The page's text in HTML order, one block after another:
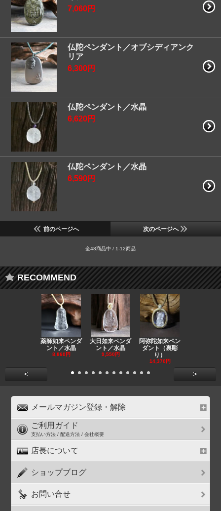
7,060円
仏陀ペンダント／オブシディアンク
リア
6,300円
仏陀ペンダント／水晶
6,620円
仏陀ペンダント／水晶
6,590円
前のページへ 次のページへ
全48商品中 / 1-12商品
RECOMMEND
薬師如来ペンダ
ント／水晶
8,860円
大日如来ペンダ
ント／水晶
9,550円
阿弥陀如来ペン
ダント（裏彫
り）
14,370円
< >
メールマガジン登録・解除
ご利用ガイド
支払い方法 / 配送方法 / 会社概要
店長について
ショップブログ
お問い合せ